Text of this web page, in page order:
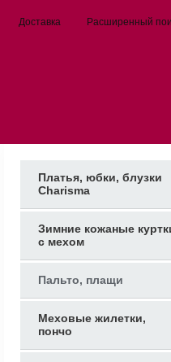
Доставка Расширенный
Платья, юбки, блузки
Charisma
Зимние кожаные
с мехом
Пальто, плащи
Меховые жилетки,
пончо